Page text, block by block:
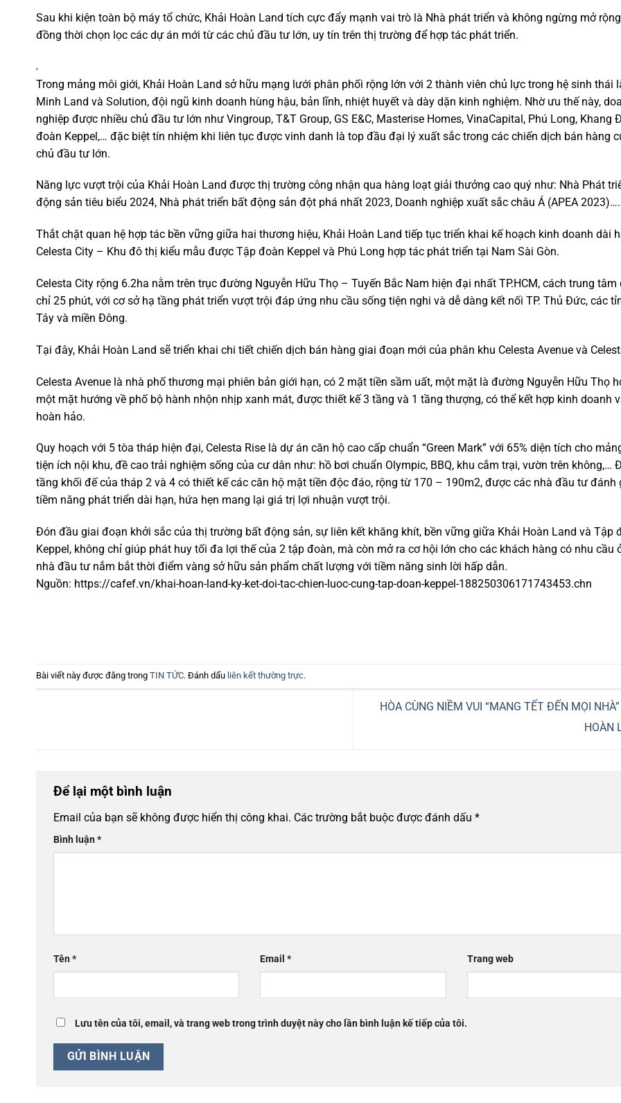
Sau khi kiện toàn bộ máy tổ chức, Khải Hoàn Land tích cực đẩy mạnh vai trò là Nhà phát triển và không ngừng mở
đồng thời chọn lọc các dự án mới từ các chủ đầu tư lớn, uy tín trên thị trường để hợp tác phát triển.
Trong mảng môi giới, Khải Hoàn Land sở hữu mạng lưới phân phối rộng lớn với 2 thành viên chủ lực trong hệ sinh thái
Minh Land và Solution, đội ngũ kinh doanh hùng hậu, bản lĩnh, nhiệt huyết và dày dặn kinh nghiệm. Nhờ ưu thế này,
nghiệp được nhiều chủ đầu tư lớn như Vingroup, T&T Group, GS E&C, Masterise Homes, VinaCapital, Phú Long, Khang
đoàn Keppel,… đặc biệt tín nhiệm khi liên tục được vinh danh là top đầu đại lý xuất sắc trong các chiến dịch bán hàng
chủ đầu tư lớn.
Năng lực vượt trội của Khải Hoàn Land được thị trường công nhận qua hàng loạt giải thưởng cao quý như: Nhà Phát
động sản tiêu biểu 2024, Nhà phát triển bất động sản đột phá nhất 2023, Doanh nghiệp xuất sắc châu Á (APEA 2023)….
Thắt chặt quan hệ hợp tác bền vững giữa hai thương hiệu, Khải Hoàn Land tiếp tục triển khai kế hoạch kinh doanh dài
Celesta City – Khu đô thị kiểu mẫu được Tập đoàn Keppel và Phú Long hợp tác phát triển tại Nam Sài Gòn.
Celesta City rộng 6.2ha nằm trên trục đường Nguyễn Hữu Thọ – Tuyến Bắc Nam hiện đại nhất TP.HCM, cách trung tâm
chỉ 25 phút, với cơ sở hạ tầng phát triển vượt trội đáp ứng nhu cầu sống tiện nghi và dễ dàng kết nối TP. Thủ Đức, các
Tây và miền Đông.
Tại đây, Khải Hoàn Land sẽ triển khai chi tiết chiến dịch bán hàng giai đoạn mới của phân khu Celesta Avenue và
Celesta Avenue là nhà phố thương mại phiên bản giới hạn, có 2 mặt tiền sầm uất, một mặt là đường Nguyễn Hữu Thọ
một mặt hướng về phố bộ hành nhộn nhịp xanh mát, được thiết kế 3 tầng và 1 tầng thượng, có thể kết hợp kinh doanh
hoàn hảo.
Quy hoạch với 5 tòa tháp hiện đại, Celesta Rise là dự án căn hộ cao cấp chuẩn “Green Mark” với 65% diện tích cho
tiện ích nội khu, đề cao trải nghiệm sống của cư dân như: hồ bơi chuẩn Olympic, BBQ, khu cắm trại, vườn trên không,…
tầng khối đế của tháp 2 và 4 có thiết kế các căn hộ mặt tiền độc đáo, rộng từ 170 – 190m2, được các nhà đầu tư đánh
tiềm năng phát triển dài hạn, hứa hẹn mang lại giá trị lợi nhuận vượt trội.
Đón đầu giai đoạn khởi sắc của thị trường bất động sản, sự liên kết khăng khít, bền vững giữa Khải Hoàn Land và Tập
Keppel, không chỉ giúp phát huy tối đa lợi thế của 2 tập đoàn, mà còn mở ra cơ hội lớn cho các khách hàng có nhu cầu
nhà đầu tư nắm bắt thời điểm vàng sở hữu sản phẩm chất lượng với tiềm năng sinh lời hấp dẫn.
Nguồn: https://cafef.vn/khai-hoan-land-ky-ket-doi-tac-chien-luoc-cung-tap-doan-keppel-188250306171743453.chn
Bài viết này được đăng trong TIN TỨC. Đánh dấu liên kết thường trực.
HÒA CÙNG NIỀM VUI “MANG TẾT ĐẾN MỌI NHÀ”
HOÀN
Để lại một bình luận
Email của bạn sẽ không được hiển thị công khai. Các trường bắt buộc được đánh dấu *
Bình luận*
Tên* Email* Trang web
Lưu tên của tôi, email, và trang web trong trình duyệt này cho lần bình luận kế tiếp của tôi.